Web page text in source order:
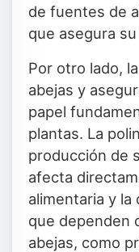
de fuentes de
que asegura
Por otro lado,
abejas y
papel
plantas. La
producción de
afecta
alimentaria y
que dependen
abejas, como